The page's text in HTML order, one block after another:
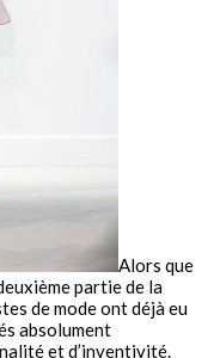
Alors que
partie de la
de mode ont déjà eu
absolument
et d’inventivité.